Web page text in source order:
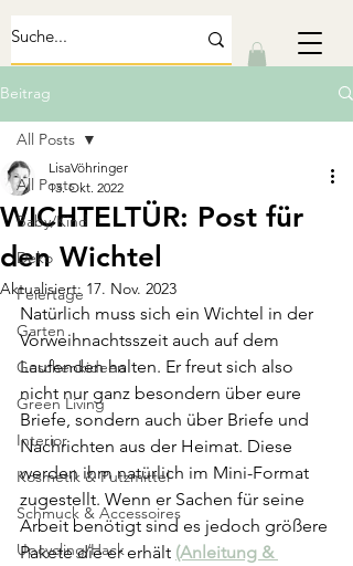
Beitrag
All Posts
Baby/Kind
Deko
Feiertage
Garten
Geschenkideen
Green Living
Interior
Kosmetik & Putzmittel
Schmuck & Accessoires
Upcycling/Hack
All Posts
WICHTELTÜR: Post für
den Wichtel
LisaVöhringer
13. Okt. 2022
Aktualisiert: 17. Nov. 2023
Natürlich muss sich ein Wichtel in der
Vorweihnachtsszeit auch auf dem
Laufenden halten. Er freut sich also
nicht nur ganz besondern über eure
Briefe, sondern auch über Briefe und
Nachrichten aus der Heimat. Diese
werden ihm natürlich im Mini-Format
zugestellt. Wenn er Sachen für seine
Arbeit benötigt sind es jedoch größere
Pakete die er erhält (Anleitung &